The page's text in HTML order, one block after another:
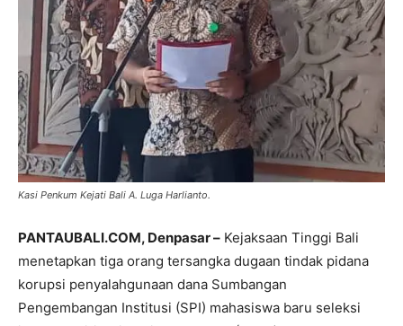
Kasi Penkum Kejati Bali A. Luga Harlianto.
PANTAUBALI.COM, Denpasar – Kejaksaan Tinggi Bali
menetapkan tiga orang tersangka dugaan tindak pidana
korupsi penyalahgunaan dana Sumbangan
Pengembangan Institusi (SPI) mahasiswa baru seleksi